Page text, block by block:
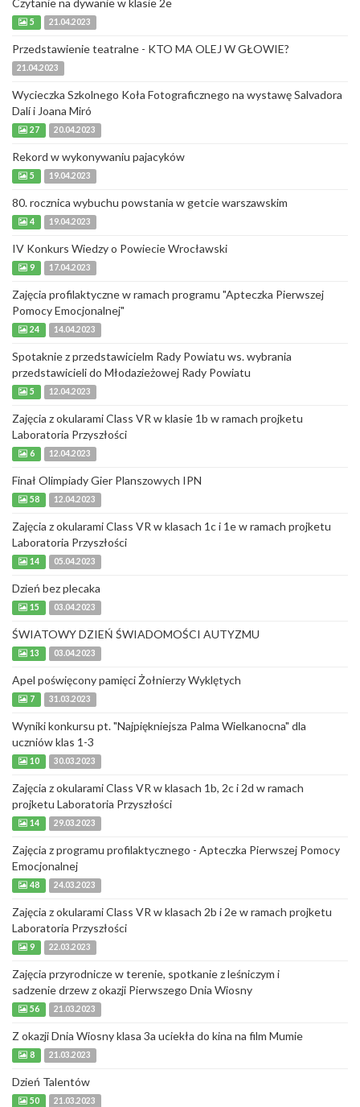
Czytanie na dywanie w klasie 2e
5 21.04.2023
Przedstawienie teatralne - KTO MA OLEJ W GŁOWIE?
21.04.2023
Wycieczka Szkolnego Koła Fotograficznego na wystawę Salvadora
Dalí i Joana Miró
27 20.04.2023
Rekord w wykonywaniu pajacyków
5 19.04.2023
80. rocznica wybuchu powstania w getcie warszawskim
4 19.04.2023
IV Konkurs Wiedzy o Powiecie Wrocławski
9 17.04.2023
Zajęcia profilaktyczne w ramach programu "Apteczka Pierwszej
Pomocy Emocjonalnej"
24 14.04.2023
Spotaknie z przedstawicielm Rady Powiatu ws. wybrania
przedstawicieli do Młodazieżowej Rady Powiatu
5 12.04.2023
Zajęcia z okularami Class VR w klasie 1b w ramach projketu
Laboratoria Przyszłości
6 12.04.2023
Finał Olimpiady Gier Planszowych IPN
58 12.04.2023
Zajęcia z okularami Class VR w klasach 1c i 1e w ramach projketu
Laboratoria Przyszłości
14 05.04.2023
Dzień bez plecaka
15 03.04.2023
ŚWIATOWY DZIEŃ ŚWIADOMOŚCI AUTYZMU
13 03.04.2023
Apel poświęcony pamięci Żołnierzy Wyklętych
7 31.03.2023
Wyniki konkursu pt. "Najpiękniejsza Palma Wielkanocna" dla
uczniów klas 1-3
10 30.03.2023
Zajęcia z okularami Class VR w klasach 1b, 2c i 2d w ramach
projketu Laboratoria Przyszłości
14 29.03.2023
Zajęcia z programu profilaktycznego - Apteczka Pierwszej Pomocy
Emocjonalnej
48 24.03.2023
Zajęcia z okularami Class VR w klasach 2b i 2e w ramach projketu
Laboratoria Przyszłości
9 22.03.2023
Zajęcia przyrodnicze w terenie, spotkanie z leśniczym i
sadzenie drzew z okazji Pierwszego Dnia Wiosny
56 21.03.2023
Z okazji Dnia Wiosny klasa 3a uciekła do kina na film Mumie
8 21.03.2023
Dzień Talentów
50 21.03.2023